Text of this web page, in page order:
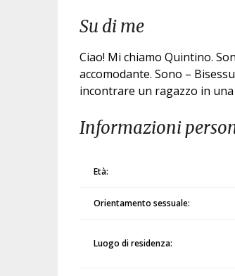
Su di me
Ciao! Mi chiamo Quintino.
accomodante. Sono –
incontrare un ragazzo in una
Informazioni
Età:
Orientamento sessuale:
Luogo di residenza: